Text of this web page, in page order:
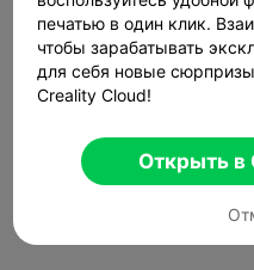
печатью в один клик.
чтобы зарабатывать
для себя новые
Creality Cloud!
Открыть в